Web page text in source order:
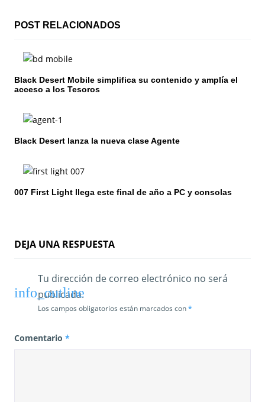
i
n
d
e
e
r
d
s
POST RELACIONADOS
Black Desert Mobile simplifica su contenido y amplía el
acceso a los Tesoros
Black Desert lanza la nueva clase Agente
007 First Light llega este final de año a PC y consolas
DEJA UNA RESPUESTA
Tu dirección de correo electrónico no será
publicada.
Los campos obligatorios están marcados con*
Comentario *